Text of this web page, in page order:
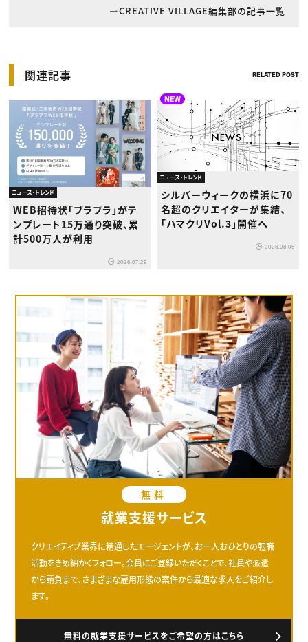
CREATIVE VILLAGE編集部の記事一覧
関連記事 RELATED POST
ニュース・トレンド
WEB招待状「ブラプラ」がテ
ンプレート15万通り突破、累
計500万人が利用
2026.07.29
NEW
ニュース・トレンド
シルバーウィークの横浜に70
名超のクリエイターが集結、
「ハマクリVol.3」開催へ
2026.08.05
無料
就業支援サービス
クリエイティブ業界に精通したエージェントが、お一人おひとりの転職
活動をきめ細かくフォロー。会員にご登録いただくことで、社員や派遣
から請負まで、さまざまな雇用形態の案件から最適な求人をご紹介し
ます。
無料の就業支援サービスをご希望の方はこちら